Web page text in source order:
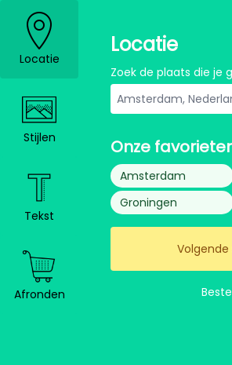
Locatie
Stijlen
Tekst
Afronden
Locatie
Zoek de plaats die je
Onze
Amsterdam
Groningen
Volgende